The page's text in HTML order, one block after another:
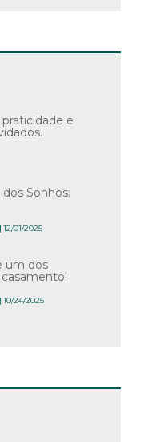
e
Sonhos:
12/01/2025
um dos
10/24/2025